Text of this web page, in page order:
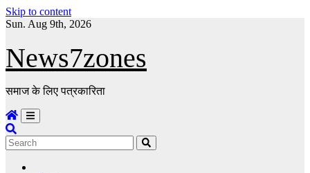
Skip to content
Sun. Aug 9th, 2026
News7zones
समाज के लिए पत्रकारिता